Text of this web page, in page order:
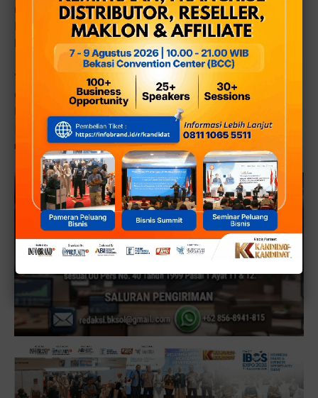
masyarakat akan ikut memeriahkan, sehingga rombongan
Lari Marathon Api Mrapen DPP PDIP dapat berjalan
lancar.
“Antisipasi segala bentuk gangguan Kamtibmas yang
dapat muncul, mari bersama Kita amankan jalannya Lari
Marathon Api Mrapen DPP PDIP ini,” pungkas Kapolres.
Reporter:TimRedaksi,Editor: DikRizal